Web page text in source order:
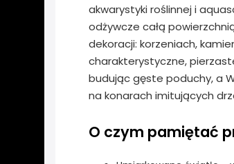
akwarystyki roślinnej i
odżywcze całą
dekoracji: korzeniach,
charakterystyczne,
budując gęste poduchy, a
na konarach imitujących
O czym pamiętać